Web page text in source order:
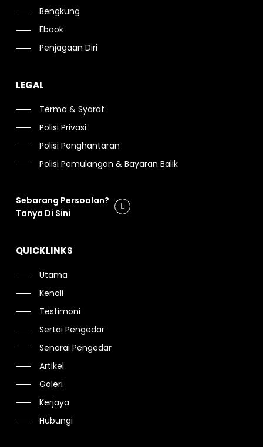
Bengkung
Ebook
Penjagaan Diri
LEGAL
Terma & Syarat
Polisi Privasi
Polisi Penghantaran
Polisi Pemulangan & Bayaran Balik
Sebarang Persoalan?
Tanya Di Sini
QUICKLINKS
Utama
Kenali
Testimoni
Sertai Pengedar
Senarai Pengedar
Artikel
Galeri
Kerjaya
Hubungi